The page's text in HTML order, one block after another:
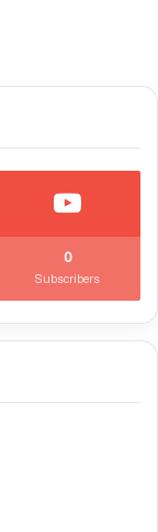
0
Subscribers